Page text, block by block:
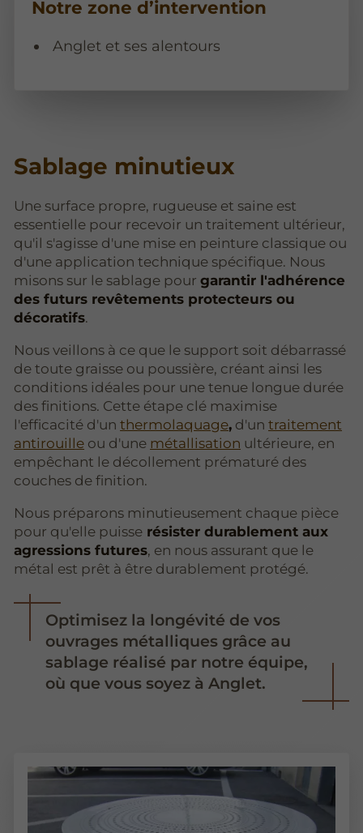
Notre zone d’intervention
Anglet et ses alentours
Sablage minutieux
Une surface propre, rugueuse et saine est
essentielle pour recevoir un traitement ultérieur,
qu'il s'agisse d'une mise en peinture classique ou
d'une application technique spécifique. Nous
misons sur le sablage pourgarantir l'adhérence
des futurs revêtements protecteurs ou
décoratifs.
Nous veillons à ce que le support soit débarrassé
de toute graisse ou poussière, créant ainsi les
conditions idéales pour une tenue longue durée
des finitions. Cette étape clé maximise
l'efficacité d'unthermolaquage, d'untraitement
antirouille ou d'une métallisation ultérieure, en
empêchant le décollement prématuré des
couches de finition.
Nous préparons minutieusement chaque pièce
pour qu'elle puisse résister durablement aux
agressions futures, en nous assurant que le
métal est prêt à être durablement protégé.
Optimisez la longévité de vos
ouvrages métalliques grâce au
sablage réalisé par notre équipe,
où que vous soyez à Anglet.